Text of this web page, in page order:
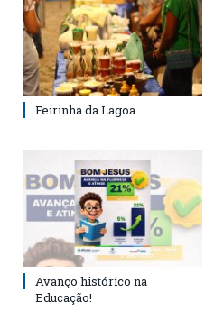
Feirinha da Lagoa
Avanço histórico na
Educação!